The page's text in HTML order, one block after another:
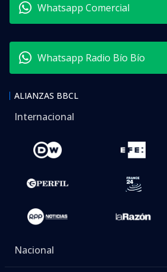
Whatsapp Comercial
Whatsapp Radio Bío Bío
ALIANZAS BBCL
Internacional
Nacional